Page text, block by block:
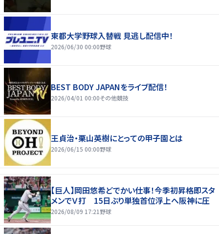
東都大学野球入替戦 見逃し配信中！
2026/06/30 00:00野球
BEST BODY JAPANをライブ配信！
2026/04/01 00:00その他競技
王貞治・栗山英樹にとっての甲子園とは
2026/06/15 00:00野球
【巨人】岡田悠希どでかい仕事！今季初昇格即スタ
メンでＶ打 15日ぶり単独首位浮上へ阪神に圧
2026/08/09 17:21 野球